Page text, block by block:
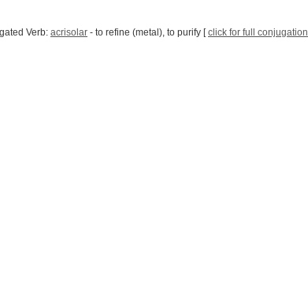
Verb: acrisolar - to refine (metal), to purify [click for full conjugation